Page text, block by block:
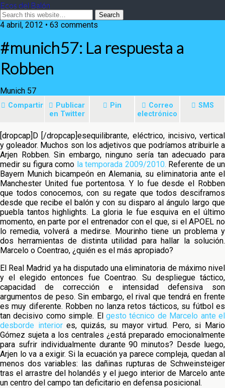
Ecos del Balón
4 abril, 2012 • 63 comments
#munich57: La respuesta a
Robben
Munich 57
Compartir
Publicar
en Twitter
Pin
Correo
electrónico
SMS
[dropcap]D [/dropcap]esequilibrante, eléctrico, incisivo, vertical
y goleador. Muchos son los adjetivos que podríamos atribuirle a
Arjen Robben. Sin embargo, ninguno sería tan adecuado para
medir su figura como la temporada 2009/2010. Referente de un
Bayern Munich bicampeón en Alemania, su eliminatoria ante el
Manchester United fue portentosa. Y lo fue desde el Robben
que todos conocemos, con su regate que todos desciframos
desde que recibe el balón y con su disparo al ángulo largo que
puebla tantos highlights. La gloria le fue esquiva en el último
momento, en parte por el entrenador con el que, si el APOEL no
lo remedia, volverá a medirse. Mourinho tiene un problema y
dos herramientas de distinta utilidad para hallar la solución.
Marcelo o Coentrao, ¿quién es el más apropiado?
El Real Madrid ya ha disputado una eliminatoria de máximo nivel
y el elegido entonces fue Coentrao. Su despliegue táctico,
capacidad de corrección e intensidad defensiva son
argumentos de peso. Sin embargo, el rival que tendrá en frente
es muy diferente. Robben no lanza retos tácticos, su fútbol es
tan decisivo como simple. El gesto técnico de Marcelo ante el
desborde interiores, quizás, su mayor virtud. Pero, si Mario
Gómez sujeta a los centrales ¿está preparado emocionalmente
para sufrir individualmente durante 90 minutos? Desde luego,
Arjen lo va a exigir. Si la ecuación ya parece compleja, quedan al
menos dos variables: las dañinas rupturas de Schweinsteiger
tras el arrastre del holandés y el juego interior de Marcelo ante
un centro del campo tan deficitario en defensa posicional.